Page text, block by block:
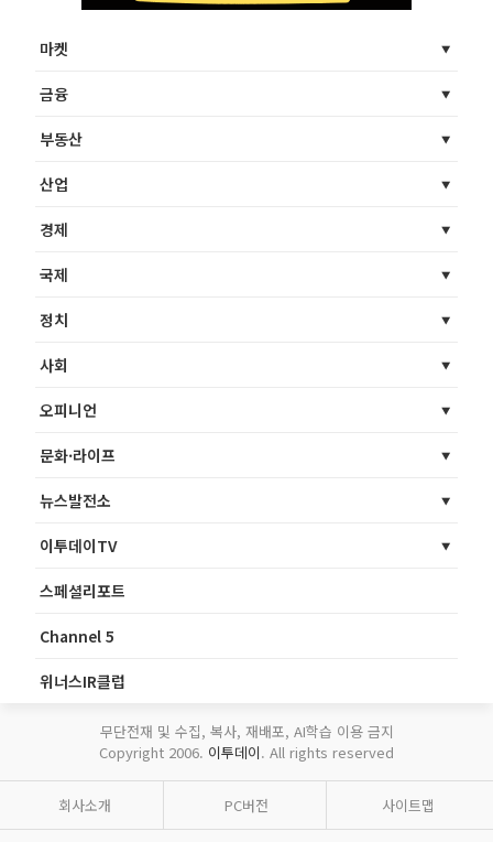
마켓
금융
부동산
산업
경제
국제
정치
사회
오피니언
문화·라이프
뉴스발전소
이투데이TV
스페셜리포트
Channel 5
위너스IR클럽
무단전재 및 수집, 복사, 재배포, AI학습 이용 금지
Copyright 2006. 이투데이. All rights reserved
회사소개 PC버전 사이트맵